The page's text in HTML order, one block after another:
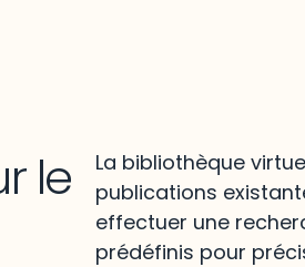
le
La bibliothèque
publications
effectuer une
prédéfinis pour